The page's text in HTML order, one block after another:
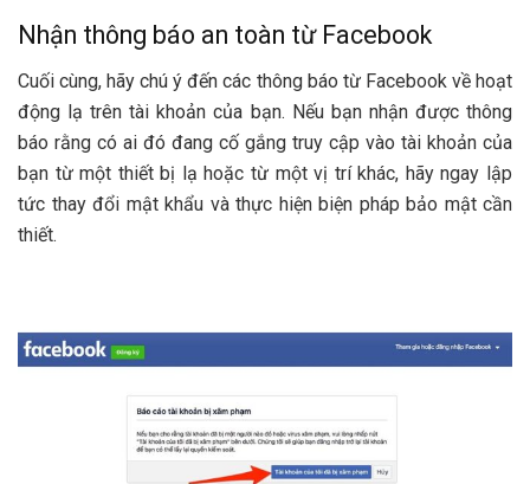
Nhận thông báo an toàn từ Facebook
Cuối cùng, hãy chú ý đến các thông báo từ Facebook về hoạt
động lạ trên tài khoản của bạn. Nếu bạn nhận được thông
báo rằng có ai đó đang cố gắng truy cập vào tài khoản của
bạn từ một thiết bị lạ hoặc từ một vị trí khác, hãy ngay lập
tức thay đổi mật khẩu và thực hiện biện pháp bảo mật cần
thiết.